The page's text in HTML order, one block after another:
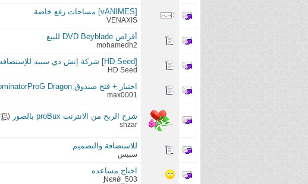
[vANIMES] مساحات رفع خاصة
VENAXIS
أقراص DVD Beyblade للبيع
mohamedh2
[HD Seed] شركة إتش دي سييد للإستضافه - أفضل العروض لمنتديات العاشق
HD Seed
اختبار + فتح صندوق GT72 2QE DominatorProG Dragon بمعالج i7-5950HQ
max0001
شرح الربح من الانترنت proBux بالصور (
shzar
للاستضافة والتصميم
سبيس
احتاج مساعده
Ɲєяǿ_503